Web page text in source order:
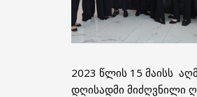
2023 წლის 15 მაისს
დღისადმი მიძღვნილი